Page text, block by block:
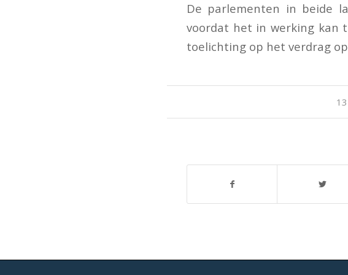
De parlementen in beide
voordat het in werking kan
toelichting op het verdrag